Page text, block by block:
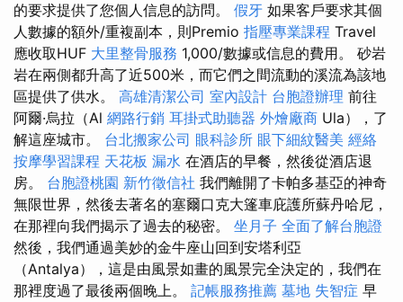
的要求提供了您個人信息的訪問。 假牙 如果客戶要求其個
人數據的額外/重複副本，則Premio 指壓專業課程 Travel
應收取HUF 大里整骨服務 1,000/數據或信息的費用。 砂岩
岩在兩側都升高了近500米，而它們之間流動的溪流為該地
區提供了供水。 高雄清潔公司 室內設計 台胞證辦理 前往
阿爾·烏拉（Al 網路行銷 耳掛式助聽器 外燴廠商 Ula），了
解這座城市。 台北搬家公司 眼科診所 眼下細紋醫美 經絡
按摩學習課程 天花板 漏水 在酒店的早餐，然後從酒店退
房。 台胞證桃園 新竹徵信社 我們離開了卡帕多基亞的神奇
無限世界，然後去著名的塞爾口克大篷車庇護所蘇丹哈尼，
在那裡向我們揭示了過去的秘密。 坐月子 全面了解台胞證
然後，我們通過美妙的金牛座山回到安塔利亞
（Antalya），這是由風景如畫的風景完全決定的，我們在
那裡度過了最後兩個晚上。 記帳服務推薦 墓地 失智症 早